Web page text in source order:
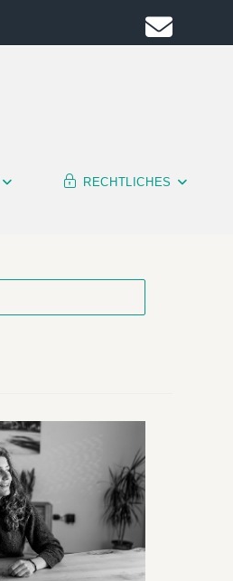
RECHTLICHES